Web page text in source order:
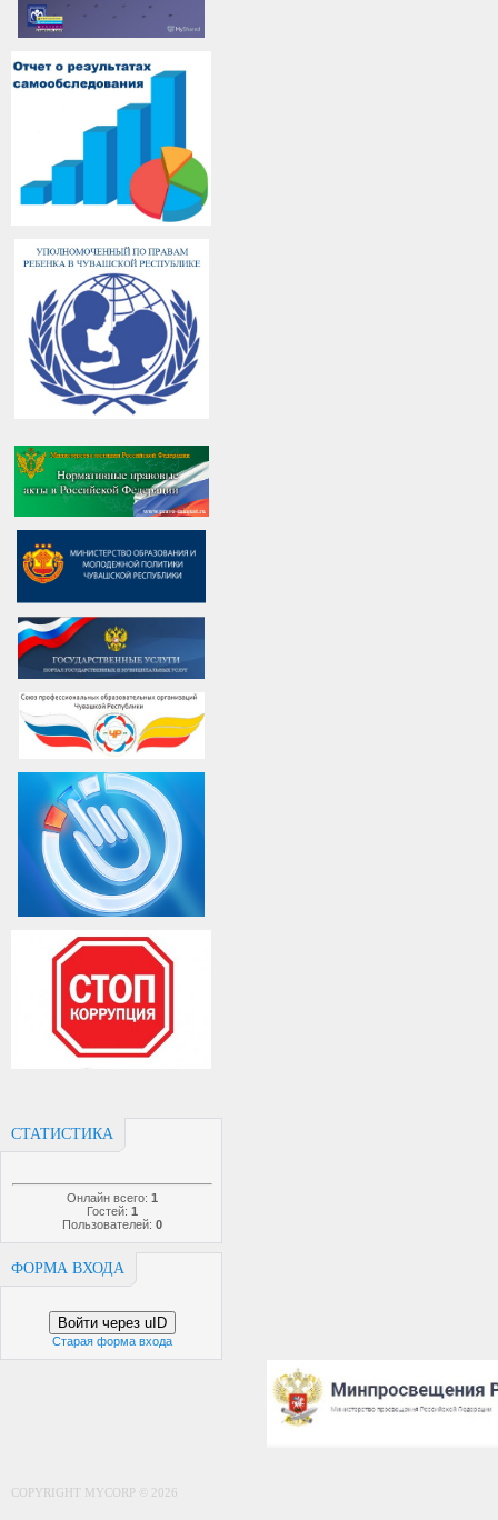
СТАТИСТИКА
Онлайн всего: 1
Гостей: 1
Пользователей: 0
ФОРМА ВХОДА
Войти через uID
Старая форма входа
COPYRIGHT MYCORP © 2026